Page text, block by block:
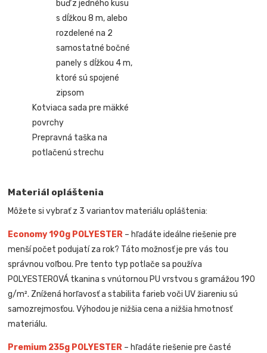
buď z jedného kusu
s dĺžkou 8 m, alebo
rozdelené na 2
samostatné bočné
panely s dĺžkou 4 m,
ktoré sú spojené
zipsom
Kotviaca sada pre mäkké
povrchy
Prepravná taška na
potlačenú strechu
Materiál opláštenia
Môžete si vybrať z 3 variantov materiálu opláštenia:
Economy 190g POLYESTER – hľadáte ideálne riešenie pre
menší počet podujatí za rok? Táto možnosť je pre vás tou
správnou voľbou. Pre tento typ potlače sa používa
POLYESTEROVÁ tkanina s vnútornou PU vrstvou s gramážou 190
g/m². Znížená horľavosť a stabilita farieb voči UV žiareniu sú
samozrejmosťou. Výhodou je nižšia cena a nižšia hmotnosť
materiálu.
Premium 235g POLYESTER – hľadáte riešenie pre časté